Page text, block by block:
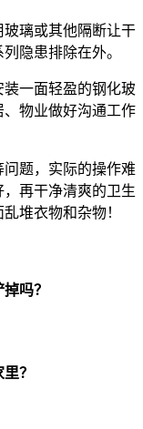
璃或其他隔断让干
隐患排除在外。
一面轻盈的钢化玻
物业做好沟通工作
题，实际的操作难
再干净清爽的卫生
堆衣物和杂物！
吗？
？